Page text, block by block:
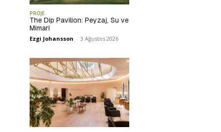
PROJE
The Dip Pavilion: Peyzaj, Su ve
Mimari
Ezgi Johansson - 3 Ağustos 2026